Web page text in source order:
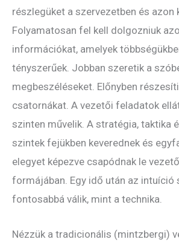
részlegüket a szervezetben és azon
Folyamatosan fel kell dolgozniuk
információkat, amelyek
tényszerűek. Jobban szeretik a
megbeszéléseket. Előnyben
csatornákat. A vezetői feladatok
szinten művelik. A stratégia, taktika
szintek fejükben keverednek és
elegyet képezve csapódnak le
formájában. Egy idő után az intuíció
fontosabbá válik, mint a technika.
Nézzük a tradicionális (mintzbergi)